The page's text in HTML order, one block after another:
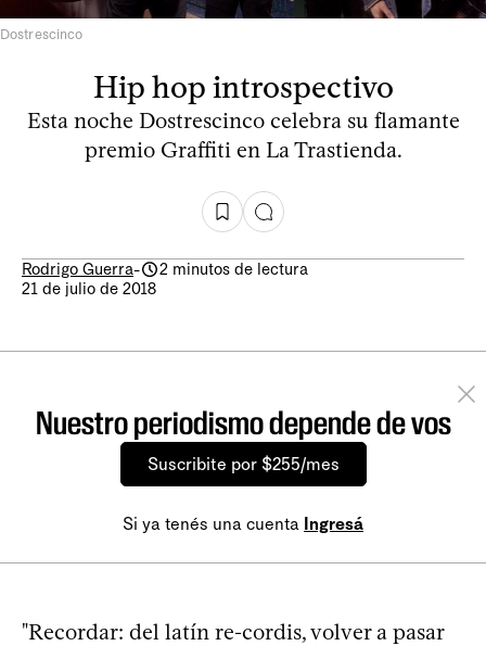
Dostrescinco
Hip hop introspectivo
Esta noche Dostrescinco celebra su flamante
premio Graffiti en La Trastienda.
Rodrigo Guerra-
2 minutos de lectura
21 de julio de 2018
Nuestro periodismo depende de vos
Suscribite por $255/mes
Si ya tenés una cuenta Ingresá
"Recordar: del latín re-cordis, volver a pasar